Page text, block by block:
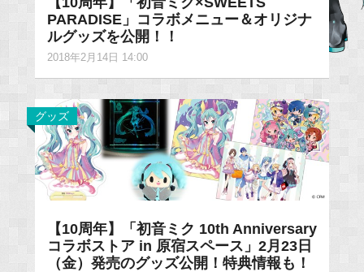
PARADISE」コラボメニュー＆オリジナ
ルグッズを公開！！
2018年2月14日 14:00
グッズ
【10周年】「初音ミク 10th Anniversary
コラボストア in 原宿スペース」2月23日
（金）発売のグッズ公開！特典情報も！